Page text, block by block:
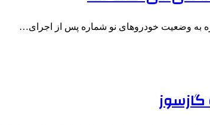
به وضعیت خودروهای نو شماره پس از اجرای…